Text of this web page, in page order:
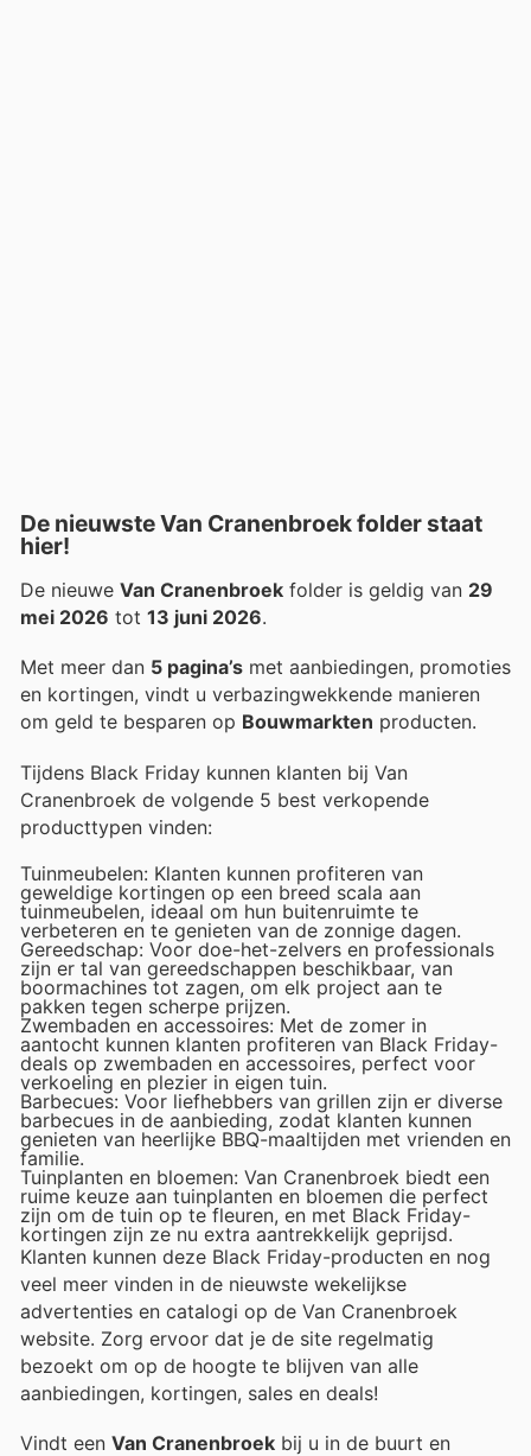
De nieuwste Van Cranenbroek folder staat
hier!
De nieuwe Van Cranenbroek folder is geldig van 29
mei 2026 tot 13 juni 2026.
Met meer dan 5 pagina’s met aanbiedingen, promoties
en kortingen, vindt u verbazingwekkende manieren
om geld te besparen op Bouwmarkten producten.
Tijdens Black Friday kunnen klanten bij Van
Cranenbroek de volgende 5 best verkopende
producttypen vinden:
Tuinmeubelen: Klanten kunnen profiteren van
geweldige kortingen op een breed scala aan
tuinmeubelen, ideaal om hun buitenruimte te
verbeteren en te genieten van de zonnige dagen.
Gereedschap: Voor doe-het-zelvers en professionals
zijn er tal van gereedschappen beschikbaar, van
boormachines tot zagen, om elk project aan te
pakken tegen scherpe prijzen.
Zwembaden en accessoires: Met de zomer in
aantocht kunnen klanten profiteren van Black Friday-
deals op zwembaden en accessoires, perfect voor
verkoeling en plezier in eigen tuin.
Barbecues: Voor liefhebbers van grillen zijn er diverse
barbecues in de aanbieding, zodat klanten kunnen
genieten van heerlijke BBQ-maaltijden met vrienden en
familie.
Tuinplanten en bloemen: Van Cranenbroek biedt een
ruime keuze aan tuinplanten en bloemen die perfect
zijn om de tuin op te fleuren, en met Black Friday-
kortingen zijn ze nu extra aantrekkelijk geprijsd.
Klanten kunnen deze Black Friday-producten en nog
veel meer vinden in de nieuwste wekelijkse
advertenties en catalogi op de Van Cranenbroek
website. Zorg ervoor dat je de site regelmatig
bezoekt om op de hoogte te blijven van alle
aanbiedingen, kortingen, sales en deals!
Vindt een Van Cranenbroek bij u in de buurt en